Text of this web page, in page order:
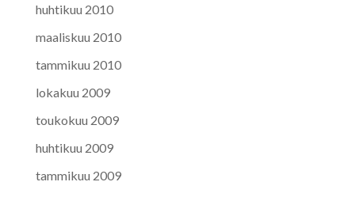
huhtikuu 2010
maaliskuu 2010
tammikuu 2010
lokakuu 2009
toukokuu 2009
huhtikuu 2009
tammikuu 2009